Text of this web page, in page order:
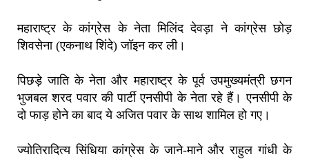
महाराष्ट्र के कांग्रेस के नेता मिलिंद देवड़ा ने कांग्रेस छोड़
शिवसेना (एकनाथ शिंदे) जॉइन कर ली।
पिछड़े जाति के नेता और महाराष्ट्र के पूर्व उपमुख्यमंत्री छगन
भुजबल शरद पवार की पार्टी एनसीपी के नेता रहे हैं। एनसीपी के
दो फाड़ होने का बाद ये अजित पवार के साथ शामिल हो गए।
ज्योतिरादित्य सिंधिया कांग्रेस के जाने-माने और राहुल गांधी के